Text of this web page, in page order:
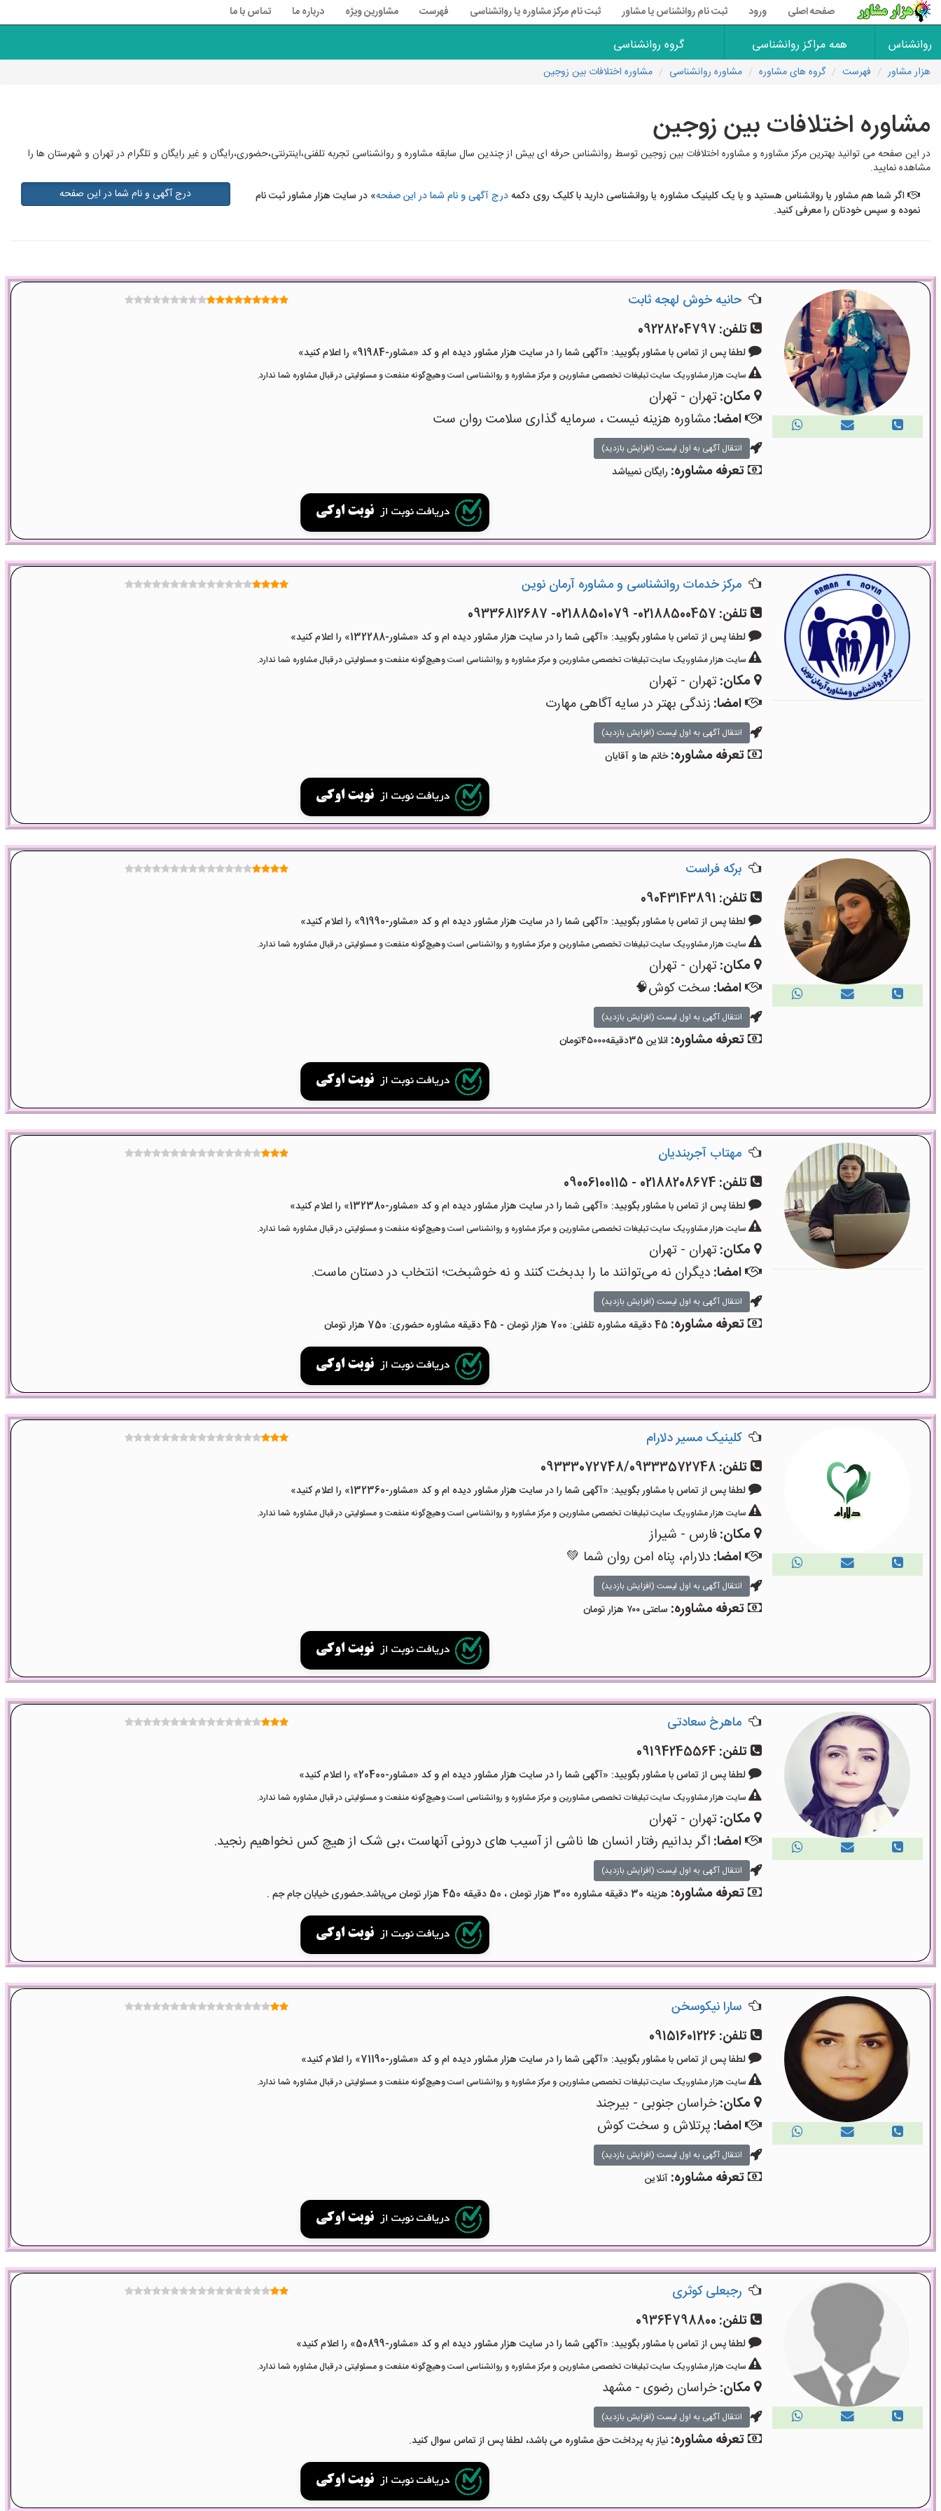
صفحه اصلی ورود ثبت نام روانشناس یا مشاور ثبت نام مرکز مشاوره یا روانشناسی فهرست مشاورین ویژه درباره ما تماس با ما
روانشناس همه مراکز روانشناسی گروه روانشناسی
هزار مشاور فهرست گروه های مشاوره مشاوره روانشناسی مشاوره اختلافات بین زوجین
مشاوره اختلافات بین زوجین
در این صفحه می توانید بهترین مرکز مشاوره و مشاوره اختلافات بین زوجین توسط روانشناس حرفه ای بیش از چندین سال سابقه مشاوره و روانشناسی تجربه تلفنی،اینترنتی،حضوری،رایگان و غیر رایگان و تلگرام در تهران و شهرستان ها را
مشاهده نمایید.
اگر شما هم مشاور یا روانشناس هستید و یا یک کلینیک مشاوره یا روانشناسی دارید با کلیک روی دکمهدرج آگهی و نام شما در این صفحه» در سایت هزار مشاور ثبت نام
نموده و سپس خودتان را معرفی کنید.
درج آگهی و نام شما در این صفحه
حانیه خوش لهجه ثابت
تلفن: 09228204797
لطفا پس از تماس با مشاور بگویید: «آگهی شما را در سایت هزار مشاور دیده ام و کد «مشاور-91984» را اعلام کنید»
سایت هزار مشاور،یک سایت تبلیغات تخصصی مشاورین و مرکز مشاوره و روانشناسی است وهیچ‌گونه منفعت و مسئولیتی در قبال مشاوره شما ندارد.
مکان:تهران - تهران
امضا:مشاوره هزینه نیست ، سرمایه گذاری سلامت روان ست
انتقال آگهی به اول لیست (افزایش بازدید)
تعرفه مشاوره: رایگان نمیباشد
مرکز خدمات روانشناسی و مشاوره آرمان نوین
تلفن: 02188500457- 02188501079- 09336812687
لطفا پس از تماس با مشاور بگویید: «آگهی شما را در سایت هزار مشاور دیده ام و کد «مشاور-132288» را اعلام کنید»
سایت هزار مشاور،یک سایت تبلیغات تخصصی مشاورین و مرکز مشاوره و روانشناسی است وهیچ‌گونه منفعت و مسئولیتی در قبال مشاوره شما ندارد.
مکان:تهران - تهران
امضا: زندگی بهتر در سایه آگاهی مهارت
انتقال آگهی به اول لیست (افزایش بازدید)
تعرفه مشاوره:خانم ها و آقایان
برکه فراست
تلفن: 09043143891
لطفا پس از تماس با مشاور بگویید: «آگهی شما را در سایت هزار مشاور دیده ام و کد «مشاور-91990» را اعلام کنید»
سایت هزار مشاور،یک سایت تبلیغات تخصصی مشاورین و مرکز مشاوره و روانشناسی است وهیچ‌گونه منفعت و مسئولیتی در قبال مشاوره شما ندارد.
مکان:تهران - تهران
امضا: سخت کوش🧠
انتقال آگهی به اول لیست (افزایش بازدید)
تعرفه مشاوره:انلاین 35دقیقه۴۵۰۰۰تومان
مهتاب آجربندیان
تلفن: 02188208674 - 09006100115
لطفا پس از تماس با مشاور بگویید: «آگهی شما را در سایت هزار مشاور دیده ام و کد «مشاور-132380» را اعلام کنید»
سایت هزار مشاور،یک سایت تبلیغات تخصصی مشاورین و مرکز مشاوره و روانشناسی است وهیچ‌گونه منفعت و مسئولیتی در قبال مشاوره شما ندارد.
مکان:تهران - تهران
امضا: دیگران نه می‌توانند ما را بدبخت کنند و نه خوشبخت؛ انتخاب در دستان ماست.
انتقال آگهی به اول لیست (افزایش بازدید)
تعرفه مشاوره: 45 دقیقه مشاوره تلفنی: 700 هزار تومان - 45 دقیقه مشاوره حضوری: 750 هزار تومان
کلینیک مسیر دلارام
تلفن: 09333072748/09333572748
لطفا پس از تماس با مشاور بگویید: «آگهی شما را در سایت هزار مشاور دیده ام و کد «مشاور-132360» را اعلام کنید»
سایت هزار مشاور،یک سایت تبلیغات تخصصی مشاورین و مرکز مشاوره و روانشناسی است وهیچ‌گونه منفعت و مسئولیتی در قبال مشاوره شما ندارد.
مکان:فارس - شیراز
امضا: دلارام، پناه امن روان شما 💚
انتقال آگهی به اول لیست (افزایش بازدید)
تعرفه مشاوره:ساعتی ۷۰۰ هزار تومان
ماهرخ سعادتی
تلفن: 09194245564
لطفا پس از تماس با مشاور بگویید: «آگهی شما را در سایت هزار مشاور دیده ام و کد «مشاور-20400» را اعلام کنید»
سایت هزار مشاور،یک سایت تبلیغات تخصصی مشاورین و مرکز مشاوره و روانشناسی است وهیچ‌گونه منفعت و مسئولیتی در قبال مشاوره شما ندارد.
مکان:تهران - تهران
امضا: اگر بدانیم رفتار انسان ها ناشی از آسیب های درونی آنهاست ،بی شک از هیچ کس نخواهیم رنجید.
انتقال آگهی به اول لیست (افزایش بازدید)
تعرفه مشاوره: هزینه 30 دقیقه مشاوره 300 هزار تومان ، 50 دقیقه 450 هزار تومان می‌باشد.حضوری خیابان جام جم .
سارا نیکوسخن
تلفن: 09151601226
لطفا پس از تماس با مشاور بگویید: «آگهی شما را در سایت هزار مشاور دیده ام و کد «مشاور-71190» را اعلام کنید»
سایت هزار مشاور،یک سایت تبلیغات تخصصی مشاورین و مرکز مشاوره و روانشناسی است وهیچ‌گونه منفعت و مسئولیتی در قبال مشاوره شما ندارد.
مکان:خراسان جنوبی - بیرجند
امضا: پرتلاش و سخت کوش
انتقال آگهی به اول لیست (افزایش بازدید)
تعرفه مشاوره:آنلاین
رجبعلی کوثری
تلفن: 09364798800
لطفا پس از تماس با مشاور بگویید: «آگهی شما را در سایت هزار مشاور دیده ام و کد «مشاور-50899» را اعلام کنید»
سایت هزار مشاور،یک سایت تبلیغات تخصصی مشاورین و مرکز مشاوره و روانشناسی است وهیچ‌گونه منفعت و مسئولیتی در قبال مشاوره شما ندارد.
مکان:خراسان رضوی - مشهد
انتقال آگهی به اول لیست (افزایش بازدید)
تعرفه مشاوره:نیاز به پرداخت حق مشاوره می باشد، لطفا پس از تماس سوال کنید.